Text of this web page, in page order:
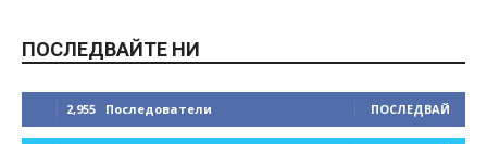
ПОСЛЕДВАЙТЕ НИ
2,955 Последователи ПОСЛЕДВАЙ